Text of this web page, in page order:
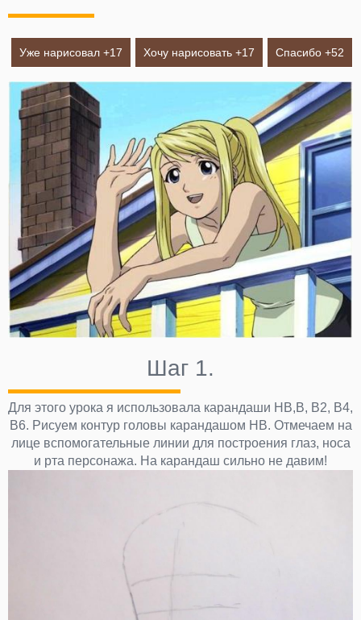
Уже нарисовал +17 Хочу нарисовать +17 Спасибо +52
Шаг 1.
Для этого урока я использовала карандаши НВ,В, В2, В4,
В6. Рисуем контур головы карандашом НВ. Отмечаем на
лице вспомогательные линии для построения глаз, носа
и рта персонажа. На карандаш сильно не давим!